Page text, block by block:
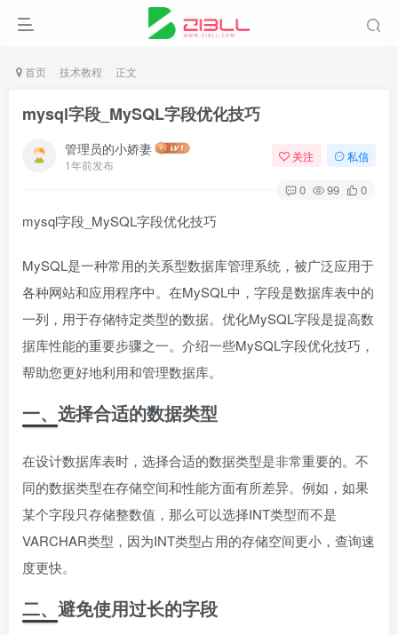
首页 技术教程 正文
mysql字段_MySQL字段优化技巧
管理员的小娇妻
1年前发布
关注 私信
0 99 0
mysql字段_MySQL字段优化技巧
MySQL是一种常用的关系型数据库管理系统，被广泛应用于
各种网站和应用程序中。在MySQL中，字段是数据库表中的
一列，用于存储特定类型的数据。优化MySQL字段是提高数
据库性能的重要步骤之一。介绍一些MySQL字段优化技巧，
帮助您更好地利用和管理数据库。
一、选择合适的数据类型
在设计数据库表时，选择合适的数据类型是非常重要的。不
同的数据类型在存储空间和性能方面有所差异。例如，如果
某个字段只存储整数值，那么可以选择INT类型而不是
VARCHAR类型，因为INT类型占用的存储空间更小，查询速
度更快。
二、避免使用过长的字段